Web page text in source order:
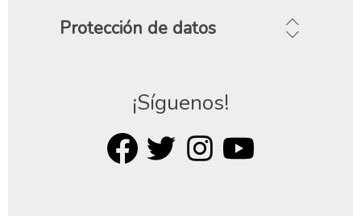
Protección de datos
¡Síguenos!